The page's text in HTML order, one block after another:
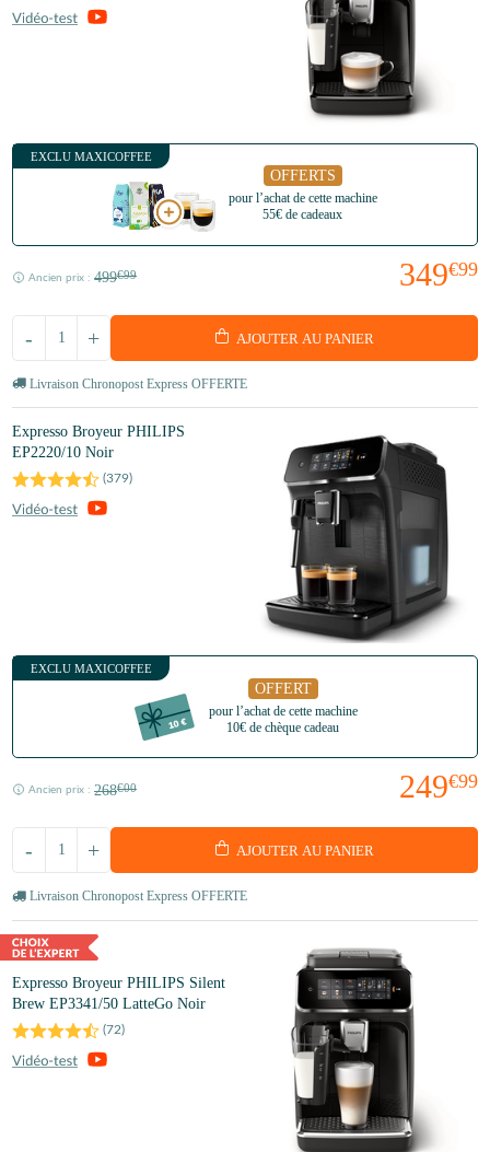
EXCLU MAXICOFFEE
OFFERTS
pour l’achat de cette machine
55€ de cadeaux
349€99
Ancien prix : 499€99
+
- AJOUTER AU PANIER
Livraison Chronopost Express OFFERTE
Expresso Broyeur PHILIPS
EP2220/10 Noir
(379)
EXCLU MAXICOFFEE
OFFERT
pour l’achat de cette machine
10€ de chèque cadeau
249€99
Ancien prix : 268€00
+
- AJOUTER AU PANIER
Livraison Chronopost Express OFFERTE
Expresso Broyeur PHILIPS Silent
Brew EP3341/50 LatteGo Noir
(72)